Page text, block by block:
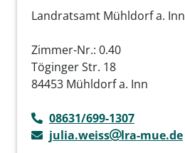
Landratsamt Mühldorf a. Inn
Zimmer-Nr.: 0.40
Töginger Str. 18
84453 Mühldorf a. Inn
08631/699-1307
julia.weiss
lra-mue.de